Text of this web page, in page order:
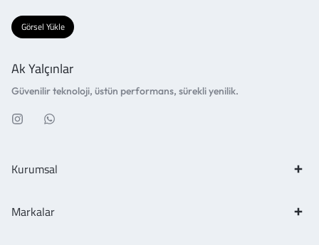
Görsel Yükle
Ak Yalçınlar
Güvenilir teknoloji, üstün performans, sürekli yenilik.
Kurumsal
Markalar